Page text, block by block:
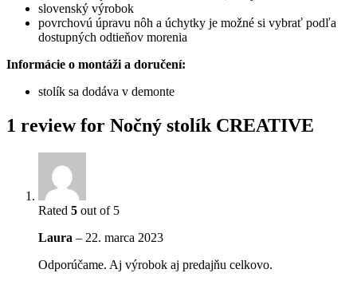
slovenský výrobok
povrchovú úpravu nôh a úchytky je možné si vybrať podľa
dostupných odtieňov morenia
Informácie o montáži a doručení:
stolík sa dodáva v demonte
1 review for Nočný stolík CREATIVE
Rated 5 out of 5
Laura – 22. marca 2023
Odporúčame. Aj výrobok aj predajňu celkovo.